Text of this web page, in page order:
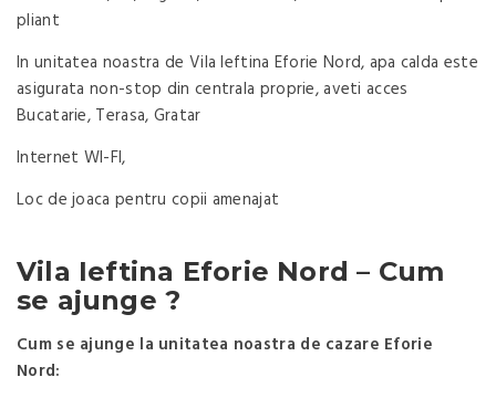
pliant
In unitatea noastra de Vila Ieftina Eforie Nord, apa calda este
asigurata non-stop din centrala proprie, aveti acces
Bucatarie, Terasa, Gratar
Internet WI-FI,
Loc de joaca pentru copii amenajat
Vila Ieftina Eforie Nord – Cum
se ajunge ?
Cum se ajunge la unitatea noastra de cazare Eforie
Nord: